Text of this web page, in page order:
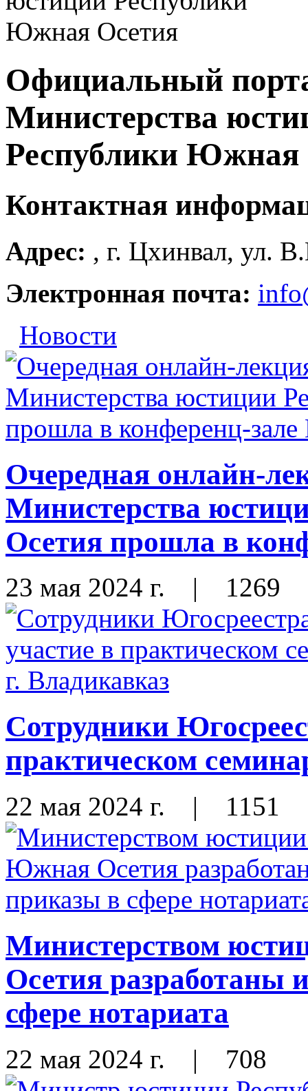
Официальный
Министерства
Республики Южная
Контактная
Адрес: , г. Цхинвал, ул.
Электронная почта:
Новости
Очередная онлайн-
Министерства
Осетия прошла в
23 мая 2024 г. | 1269
Сотрудники
практическом
22 мая 2024 г. | 1151
Министерством
Осетия разработаны
сфере нотариата
22 мая 2024 г. | 708